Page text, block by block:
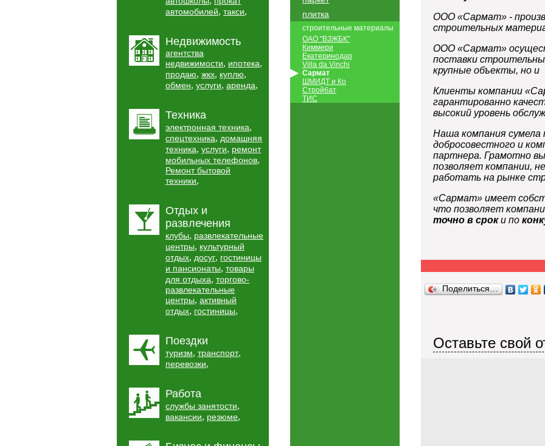
автомобилей, такси,
Недвижимость
агентства
недвижимости, ипотека,
продаю, жкх, куплю,
обмен, услуги, аренда,
Техника
электронная техника,
спецтехника, домашняя
техника, услуги, ремонт
мобильных телефонов,
Ремонт бытовой
техники,
Отдых и
развлечения
клубы, развлекательные
центры, культурный
отдых, досуг, гостиницы
и пансионаты, товары
для отдыха, торгово-
развлекательные
центры, активный
отдых, гостиницы,
Поездки
туризм, транспорт,
перевозки,
Работа
службы занятости,
вакансии, резюме,
плитка
строительные материалы
ОАО "ВЗЖБК"
Киммери
Екатеринодар
Villa da Vinchi
Сармат
ШМИДТ и Ко
Стройбат
ТИС
ООО «Сармат» -
строительных
ООО «Сармат»
поставки
крупные объекты, но и
Клиенты компании
гарантированно
высокий уровень
Наша компания
добросовестного и
партнера. Грамотно
позволяет компании,
работать на рынке
«Сармат» имеет
что позволяет
точно в сроки по
Поделиться…
Оставьте свой